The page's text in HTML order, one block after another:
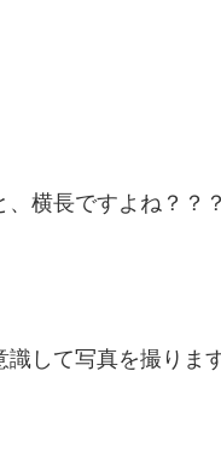
横長ですよね？？？
して写真を撮ります